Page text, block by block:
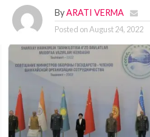
By ARATI VERMA
Posted onAugust 24, 2022